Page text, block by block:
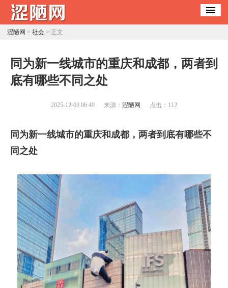
涩陋网 > 社会> 正文
​同为新一线城市的重庆和成都，两者到
底有哪些不同之处
2025-12-03 06:49 来源： 涩陋网 点击： 112
同为新一线城市的重庆和成都，两者到底有哪些不
同之处